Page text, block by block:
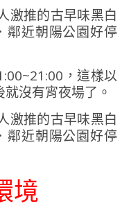
，這樣以
沒有宵夜場了。
境